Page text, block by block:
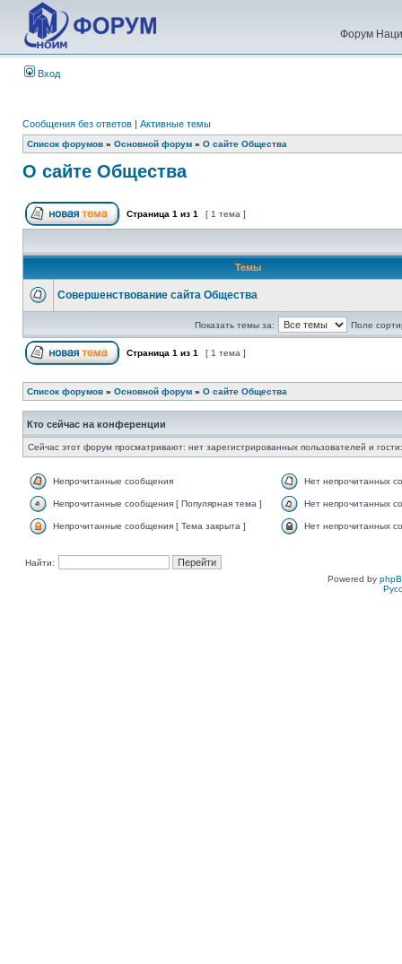
Форум
Вход
Сообщения без ответов | Активные темы
Список форумов » Основной форум » О сайте Общества
О сайте Общества
Страница 1 из 1 [ 1 тема ]
Темы
Совершенствование сайта Общества
Показать темы за: Поле
Страница 1 из 1 [ 1 тема ]
Список форумов » Основной форум » О сайте Общества
Кто сейчас на конференции
Сейчас этот форум просматривают: нет зарегистрированных пользователей и
Непрочитанные сообщения Нет непрочитанных
Непрочитанные сообщения [ Популярная тема ] Нет непрочитанных
Непрочитанные сообщения [ Тема закрыта ] Нет непрочитанных
Найти:
Powered by